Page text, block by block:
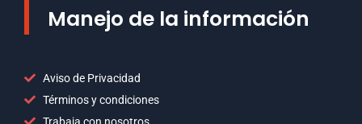
Manejo de la información
Aviso de Privacidad
Términos y condiciones